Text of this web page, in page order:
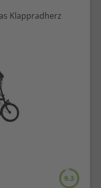
Klappradherz
9.3